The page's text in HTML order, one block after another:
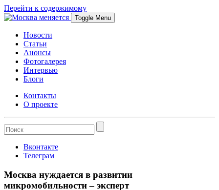
Перейти к содержимому
Toggle Menu
Новости
Статьи
Анонсы
Фотогалерея
Интервью
Блоги
Контакты
О проекте
Вконтакте
Телеграм
Москва нуждается в развитии
микромобильности – эксперт